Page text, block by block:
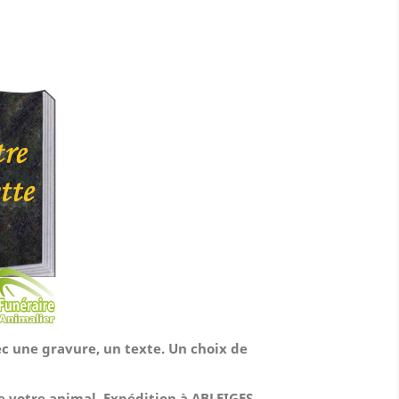
une gravure, un texte. Un choix de